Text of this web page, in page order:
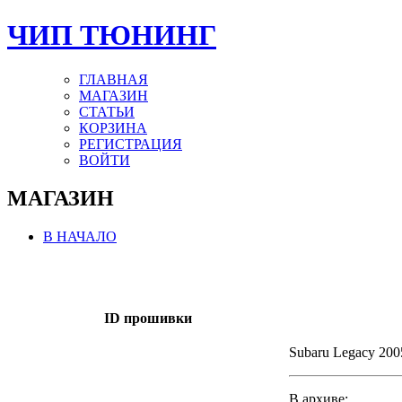
ЧИП ТЮНИНГ
ГЛАВНАЯ
МАГАЗИН
СТАТЬИ
КОРЗИНА
РЕГИСТРАЦИЯ
ВОЙТИ
МАГАЗИН
В НАЧАЛО
ID прошивки
Subaru Legacy
В архиве: